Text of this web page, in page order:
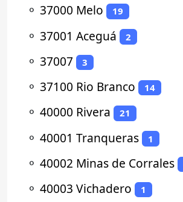
⚬ 37000 Melo 19
⚬ 37001 Aceguá 2
⚬ 37007 3
⚬ 37100 Rio Branco 14
⚬ 40000 Rivera 21
⚬ 40001 Tranqueras 1
⚬ 40002 Minas de Corrales
⚬ 40003 Vichadero 1